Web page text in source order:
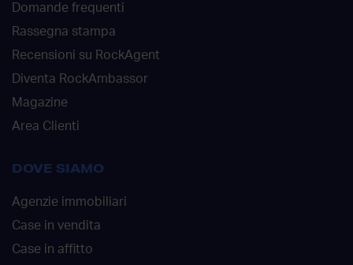
Domande frequenti
Rassegna stampa
Recensioni su RockAgent
Diventa RockAmbassor
Magazine
Area Clienti
DOVE SIAMO
Agenzie immobiliari
Case in vendita
Case in affitto